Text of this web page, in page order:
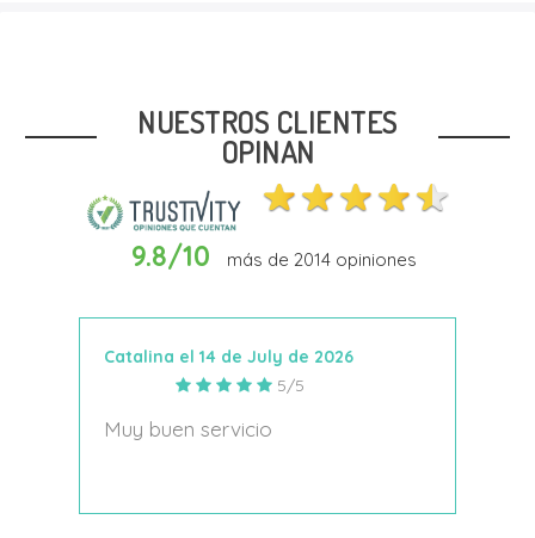
NUESTROS CLIENTES
OPINAN
9.8/10 más de 2014opiniones
Catalina el 14 de July de 2026
5/5
Muy buen servicio